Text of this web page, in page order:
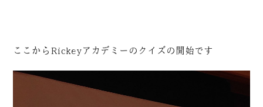
ここからRickeyアカデミーのクイズの開始です